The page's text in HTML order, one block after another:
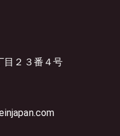
目２３番４号